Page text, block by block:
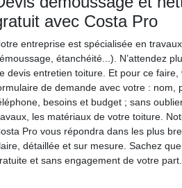
avec Costa Pro
entreprise est spécialisée en
étanchéité...). N’attendez
devis entretien toiture. Et pour ce
de demande avec votre : nom,
besoins et budget ; sans
les matériaux de votre toiture.
Pro vous répondra dans les plus
détaillée et sur mesure. Sachez
et sans engagement de votre part.